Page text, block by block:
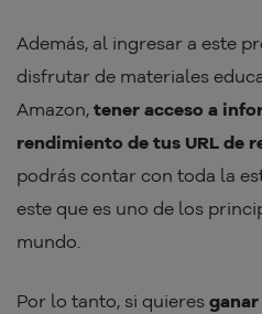
Además, al ingresar a este
disfrutar de materiales
Amazon, tener acceso a
rendimiento de tus URL de
podrás contar con toda la
este que es uno de los
mundo.
Por lo tanto, si quieres